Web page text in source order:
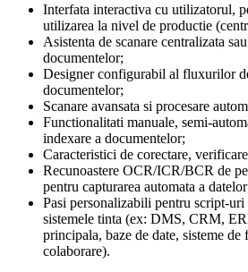
Interfata interactiva cu utilizatorul,
utilizarea la nivel de productie
Asistenta de scanare centralizata
documentelor;
Designer configurabil al fluxurilor
documentelor;
Scanare avansata si procesare
Functionalitati manuale, semi-
indexare a documentelor;
Caracteristici de corectare,
Recunoastere OCR/ICR/BCR de
pentru capturarea automata a
Pasi personalizabili pentru script-
sistemele tinta (ex: DMS, CRM,
principala, baze de date, sisteme
colaborare).